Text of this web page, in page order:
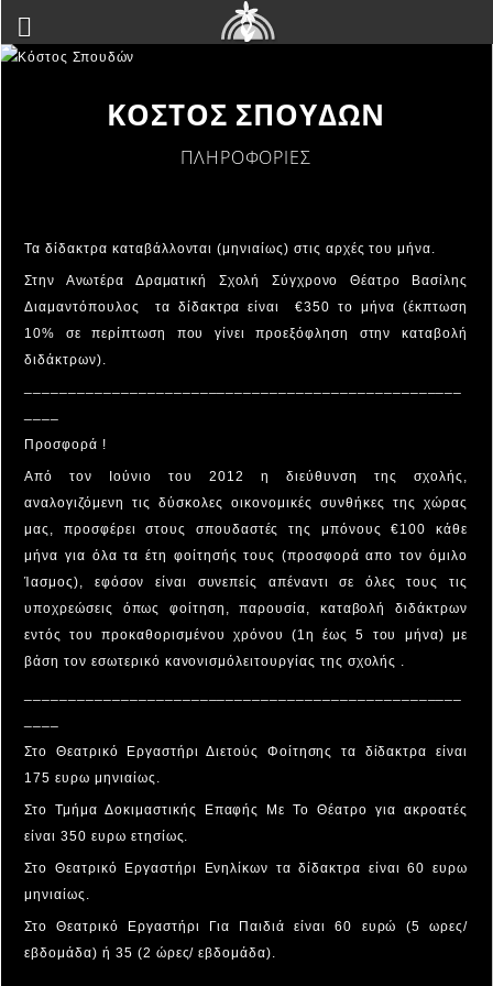
ΚΟΣΤΟΣ ΣΠΟΥΔΩΝ
ΠΛΗΡΟΦΟΡΙΕΣ
Τα δίδακτρα καταβάλλονται (μηνιαίως) στις αρχές του μήνα.
Στην Ανωτέρα Δραματική Σχολή Σύγχρονο Θέατρο Βασίλης
Διαμαντόπουλος τα δίδακτρα είναι €350 το μήνα (έκπτωση
10% σε περίπτωση που γίνει προεξόφληση στην καταβολή
διδάκτρων).
Προσφορά !
Από τον Ιούνιο του 2012 η διεύθυνση της σχολής,
αναλογιζόμενη τις δύσκολες οικονομικές συνθήκες της χώρας
μας, προσφέρει στους σπουδαστές της μπόνους €100 κάθε
μήνα για όλα τα έτη φοίτησής τους (προσφορά απο τον όμιλο
Ίασμος), εφόσον είναι συνεπείς απέναντι σε όλες τους τις
υποχρεώσεις όπως φοίτηση, παρουσία, καταβολή διδάκτρων
εντός του προκαθορισμένου χρόνου (1η έως 5 του μήνα) με
βάση τον εσωτερικό κανονισμόλειτουργίας της σχολής .
Στο Θεατρικό Εργαστήρι Διετούς Φοίτησης τα δίδακτρα είναι
175 ευρω μηνιαίως.
Στο Τμήμα Δοκιμαστικής Επαφής Με Το Θέατρο για ακροατές
είναι 350 ευρω ετησίως.
Στο Θεατρικό Εργαστήρι Ενηλίκων τα δίδακτρα είναι 60 ευρω
μηνιαίως.
Στο Θεατρικό Εργαστήρι Για Παιδιά είναι 60 ευρώ (5 ωρες/
εβδομάδα) ή 35 (2 ώρες/ εβδομάδα).